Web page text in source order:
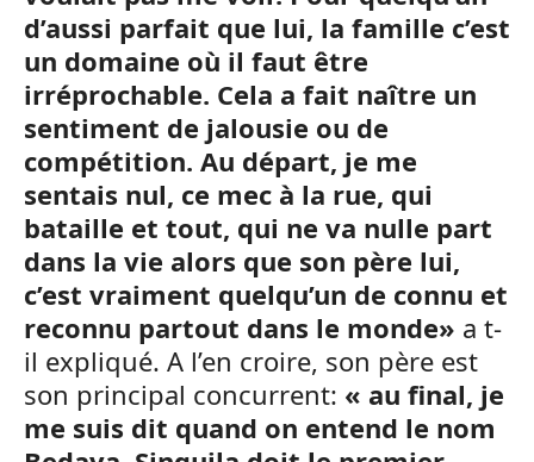
d’aussi parfait que lui, la famille c’est
un domaine où il faut être
irréprochable. Cela a fait naître un
sentiment de jalousie ou de
compétition. Au départ, je me
sentais nul, ce mec à la rue, qui
bataille et tout, qui ne va nulle part
dans la vie alors que son père lui,
c’est vraiment quelqu’un de connu et
reconnu partout dans le monde» a t-
il expliqué. A l’en croire, son père est
son principal concurrent: « au final, je
me suis dit quand on entend le nom